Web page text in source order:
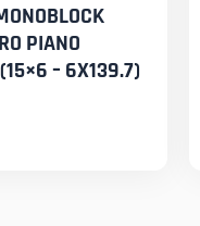
PIANO
– 6X139.7)